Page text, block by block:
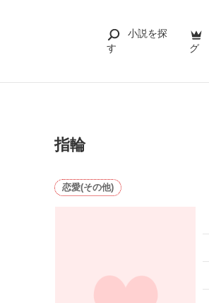
小説を探
す
グ
指輪
恋愛(その他)